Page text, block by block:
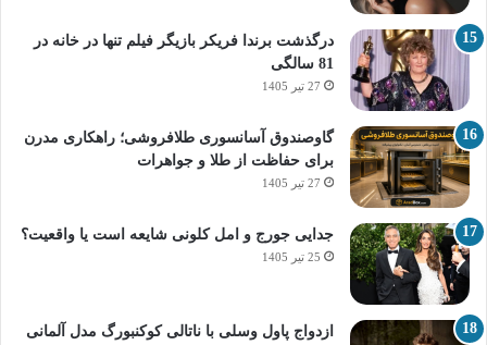
درگذشت برندا فریکر بازیگر فیلم تنها در خانه در
81 سالگی
27 تیر 1405
گاوصندوق آسانسوری طلافروشی؛ راهکاری مدرن
برای حفاظت از طلا و جواهرات
27 تیر 1405
جدایی جورج و امل کلونی شایعه است یا واقعیت؟
25 تیر 1405
ازدواج پاول وسلی با ناتالی کوکنبورگ مدل آلمانی